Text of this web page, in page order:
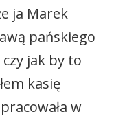
ja Marek
pańskiego
jak by to
kasię
w